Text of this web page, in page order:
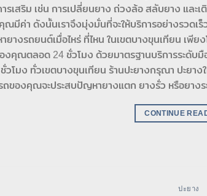
รเสริม เช่น การเปลี่ยนยาง ถ่วงล้อ สลับยาง แล
งคุณมีค่า ดังนั้นเราจึงมุ่งมั่นที่จะให้บริการอย่างรว
างรถยนต์เมื่อไหร่ ที่ไหน ในเขตบางขุนเทียน เพี
งคุณตลอด 24 ชั่วโมง ด้วยมาตรฐานบริการระดับ
วโมง ทั่วเขตบางขุนเทียน ร้านปะยางกรุณา ปะย
ถของคุณจะประสบปัญหายางแตก ยางรั่ว หรือยางร
CONTINUE
ปะยาง